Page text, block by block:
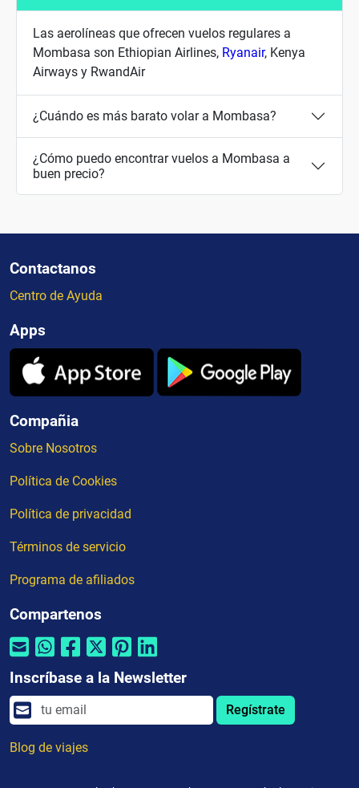
Las aerolíneas que ofrecen vuelos regulares a
Mombasa son Ethiopian Airlines, Ryanair, Kenya
Airways y RwandAir
¿Cuándo es más barato volar a Mombasa?
¿Cómo puedo encontrar vuelos a Mombasa a
buen precio?
Contactanos
Centro de Ayuda
Apps
Compañia
Sobre Nosotros
Política de Cookies
Política de privacidad
Términos de servicio
Programa de afiliados
Compartenos
Inscríbase a la Newsletter
Regístrate
Blog de viajes